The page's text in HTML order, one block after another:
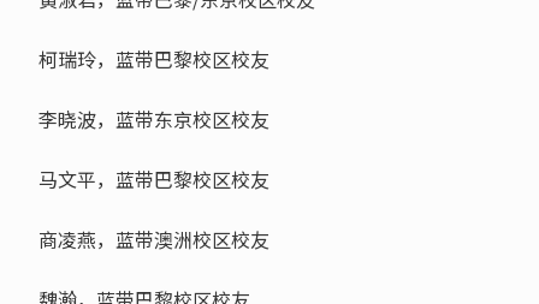
柯瑞玲，蓝带巴黎校区校友
李晓波，蓝带东京校区校友
马文平，蓝带巴黎校区校友
商凌燕，蓝带澳洲校区校友